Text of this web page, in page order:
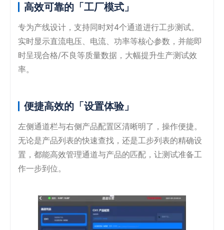
高效可靠的「工厂模式」
专为产线设计，支持同时对4个通道进行工步测试。
实时显示直流电压、电流、功率等核心参数，并能即
时呈现合格/不良等质量数据，大幅提升生产测试效
率。
便捷高效的「设置体验」
左侧通道栏与右侧产品配置区清晰明了，操作便捷。
无论是产品列表的快速查找，还是工步列表的精确设
置，都能高效管理通道与产品的匹配，让测试准备工
作一步到位。